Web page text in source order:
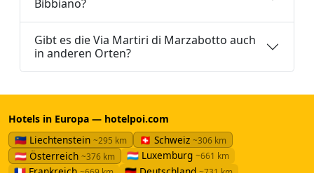
Bibbiano?
Gibt es die Via Martiri di Marzabotto auch
in anderen Orten?
Hotels in Europa — hotelpoi.com
🇱🇮 Liechtenstein ~295 km 🇨🇭 Schweiz ~306 km
🇦🇹 Österreich ~376 km 🇱🇺 Luxemburg ~661 km